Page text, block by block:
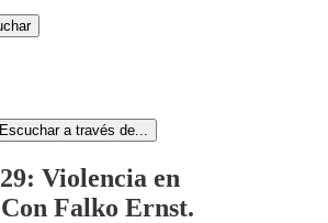
Escuchar a través de...
Violencia en
Falko Ernst.